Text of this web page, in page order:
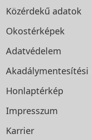
Közérdekű adatok
Okostérképek
Adatvédelem
Akadálymentesítési
Honlaptérkép
Impresszum
Karrier